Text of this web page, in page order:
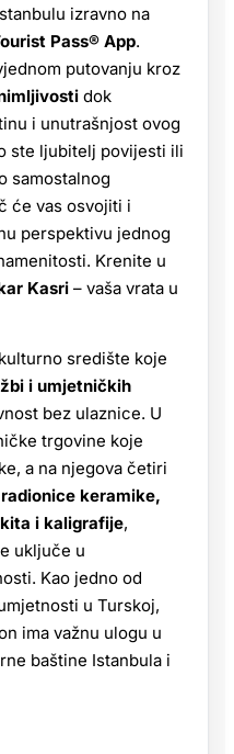
izravno na
Pass® App.
putovanju kroz
dok
i unutrašnjost ovog
ste ljubitelj povijesti ili
samostalnog
će vas osvojiti i
perspektivu jednog
Krenite u
Kasri – vaša vrata u
središte koje
i umjetničkih
bez ulaznice. U
trgovine koje
a na njegova četiri
keramike,
i kaligrafije,
uključe u
Kao jedno od
u Turskoj,
ima važnu ulogu u
baštine Istanbula i